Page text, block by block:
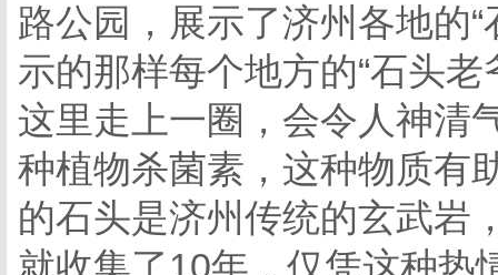
路公园，展示了济州各地的
示的那样每个地方的“石头
这里走上一圈，会令人神清
种植物杀菌素，这种物质有
的石头是济州传统的玄武岩
就收集了10年，仅凭这种热